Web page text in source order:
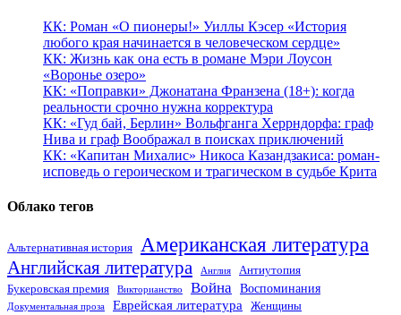
КК: Роман «О пионеры!» Уиллы Кэсер «История
любого края начинается в человеческом сердце»
КК: Жизнь как она есть в романе Мэри Лоусон
«Воронье озеро»
КК: «Поправки» Джонатана Франзена (18+): когда
реальности срочно нужна корректура
КК: «Гуд бай, Берлин» Вольфганга Херрндорфа: граф
Нива и граф Воображал в поисках приключений
КК: «Капитан Михалис» Никоса Казандзакиса: роман-
исповедь о героическом и трагическом в судьбе Крита
Облако тегов
Альтернативная история Американская литература
Английская литература Англия
Антиутопия
Букеровская премия
Викторианство Война Воспоминания
Документальная проза Еврейская литература
Женщины